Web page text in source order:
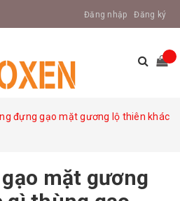
Đăng nhập Đăng ký
đựng gạo mặt gương lộ thiên khác
mặt gương